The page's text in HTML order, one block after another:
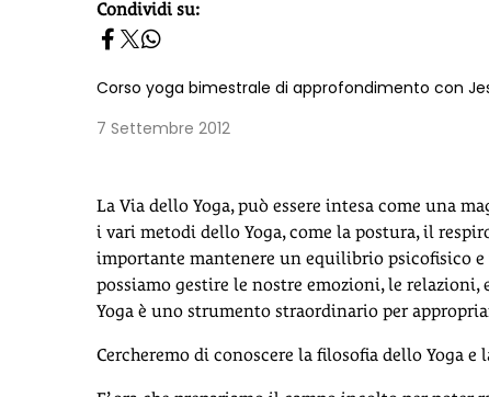
homepage h2
Condividi su:
Corso yoga bimestrale di approfondimento con
7 Settembre 2012
La Via dello Yoga, può essere intesa come una
i vari metodi dello Yoga, come la postura, il
importante mantenere un equilibrio psicofisico e
possiamo gestire le nostre emozioni, le
Yoga è uno strumento straordinario per
Cercheremo di conoscere la filosofia dello Yoga e